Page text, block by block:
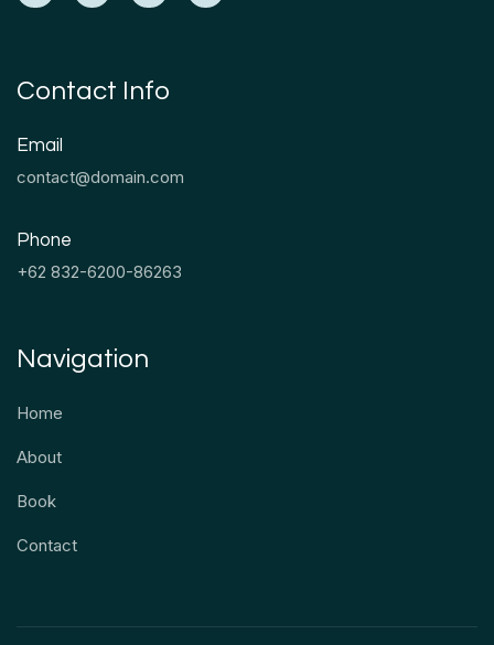
Contact Info
Email
contact@domain.com
Phone
+62 832-6200-86263
Navigation
Home
About
Book
Contact